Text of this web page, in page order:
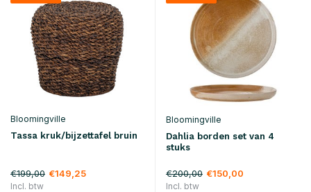
Bloomingville
Tassa kruk/bijzettafel bruin
€199,00 €149,25
Incl. btw
Bloomingville
Dahlia borden set van 4
stuks
€200,00 €150,00
Incl. btw